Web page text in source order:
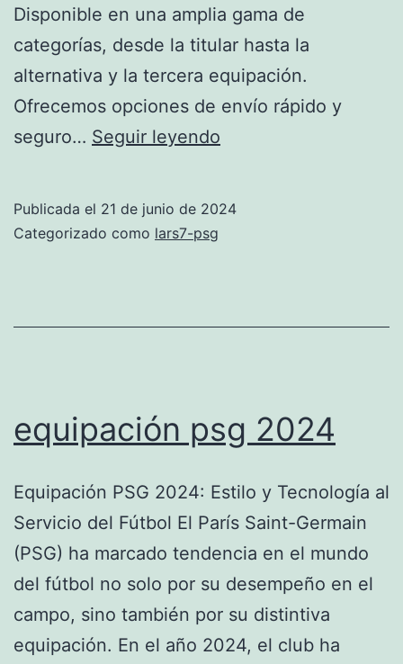
Disponible en una amplia gama de
categorías, desde la titular hasta la
alternativa y la tercera equipación.
Ofrecemos opciones de envío rápido y
seguro… Seguir leyendo
Publicada el 21 de junio de 2024
Categorizado como lars7-psg
equipación psg 2024
Equipación PSG 2024: Estilo y Tecnología al
Servicio del Fútbol El París Saint-Germain
(PSG) ha marcado tendencia en el mundo
del fútbol no solo por su desempeño en el
campo, sino también por su distintiva
equipación. En el año 2024, el club ha